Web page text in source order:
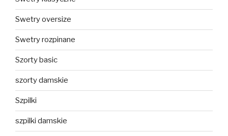
Swetry oversize
Swetry rozpinane
Szorty basic
szorty damskie
Szpilki
szpilki damskie